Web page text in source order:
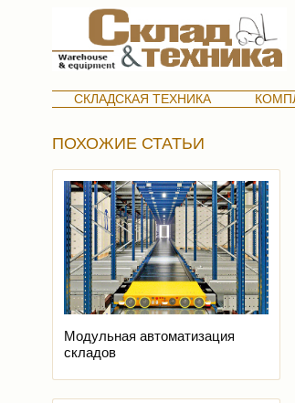
СКЛАДСКАЯ ТЕХНИКА
ПОХОЖИЕ СТАТЬИ
Модульная автоматизация
складов